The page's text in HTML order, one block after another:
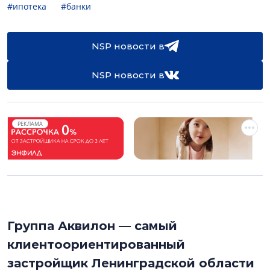
#ипотека #банки
NSP новости в
NSP новости в
РЕКЛАМА
Группа Аквилон — самый
клиентоориентированный
застройщик Ленинградской области